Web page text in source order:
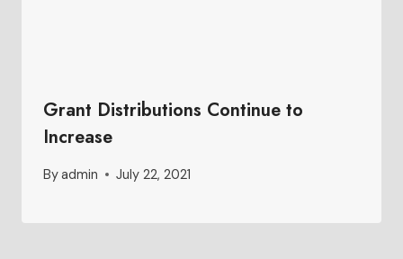
Grant Distributions Continue to
Increase
Byadmin July 22, 2021